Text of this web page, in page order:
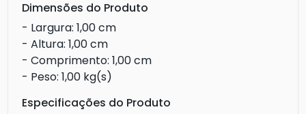
Dimensões do Produto
- Largura: 1,00 cm
- Altura: 1,00 cm
- Comprimento: 1,00 cm
- Peso: 1,00 kg(s)
Especificações do Produto